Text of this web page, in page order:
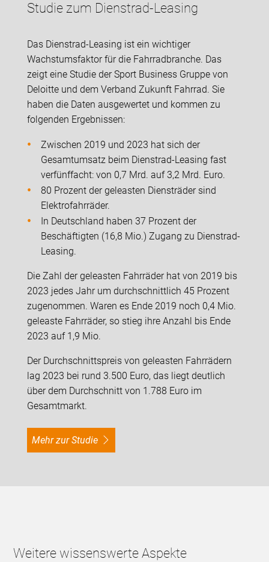
Studie zum Dienstrad-Leasing
Das Dienstrad-Leasing ist ein wichtiger
Wachstumsfaktor für die Fahrradbranche. Das
zeigt eine Studie der Sport Business Gruppe von
Deloitte und dem Verband Zukunft Fahrrad. Sie
haben die Daten ausgewertet und kommen zu
folgenden Ergebnissen:
Zwischen 2019 und 2023 hat sich der
Gesamtumsatz beim Dienstrad-Leasing fast
verfünffacht: von 0,7 Mrd. auf 3,2 Mrd. Euro.
80 Prozent der geleasten Diensträder sind
Elektrofahrräder.
In Deutschland haben 37 Prozent der
Beschäftigten (16,8 Mio.) Zugang zu Dienstrad-
Leasing.
Die Zahl der geleasten Fahrräder hat von 2019 bis
2023 jedes Jahr um durchschnittlich 45 Prozent
zugenommen. Waren es Ende 2019 noch 0,4 Mio.
geleaste Fahrräder, so stieg ihre Anzahl bis Ende
2023 auf 1,9 Mio.
Der Durchschnittspreis von geleasten Fahrrädern
lag 2023 bei rund 3.500 Euro, das liegt deutlich
über dem Durchschnitt von 1.788 Euro im
Gesamtmarkt.
Mehr zur Studie
Weitere wissenswerte Aspekte